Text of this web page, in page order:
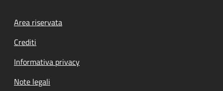
Footer menu
Area riservata
Crediti
Informativa privacy
Note legali